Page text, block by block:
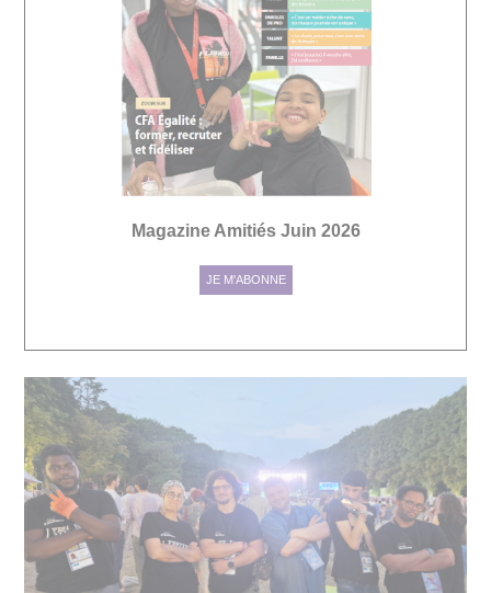
Magazine Amitiés Juin 2026
JE M'ABONNE